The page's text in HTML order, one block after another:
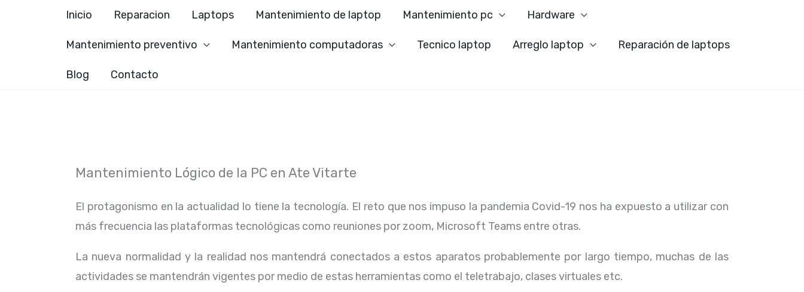
Inicio Reparacion Laptops Mantenimiento de laptop Mantenimiento pc Hardware
Mantenimiento preventivo Mantenimiento computadoras Tecnico laptop Arreglo laptop Reparación de laptops
Blog Contacto
Mantenimiento Lógico de la PC en Ate Vitarte
El protagonismo en la actualidad lo tiene la tecnología. El reto que nos impuso la pandemia Covid-19 nos ha expuesto a utilizar con
más frecuencia las plataformas tecnológicas como reuniones por zoom, Microsoft Teams entre otras.
La nueva normalidad y la realidad nos mantendrá conectados a estos aparatos probablemente por largo tiempo, muchas de las
actividades se mantendrán vigentes por medio de estas herramientas como el teletrabajo, clases virtuales etc.